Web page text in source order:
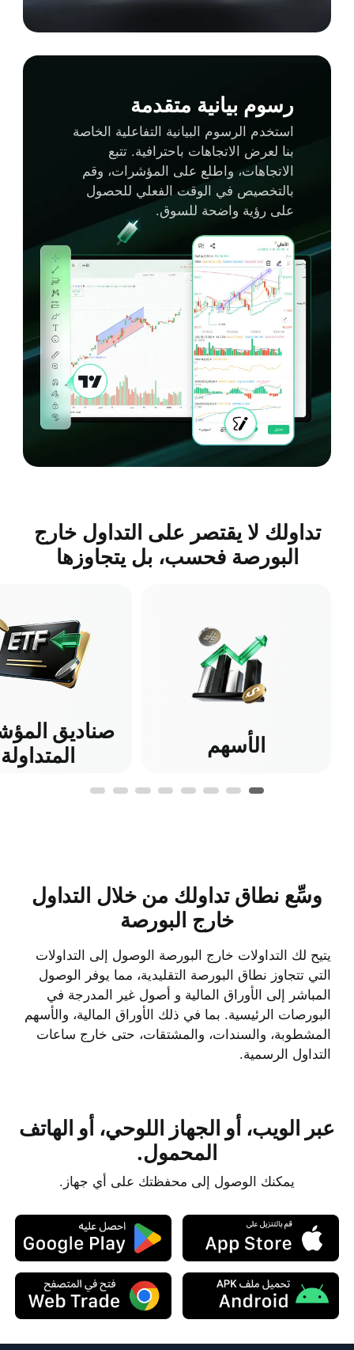
رسوم بيانية متقدمة
استخدم الرسوم البيانية التفاعلية الخاصة
بنا لعرض الاتجاهات باحترافية. تتبع
الاتجاهات، واطلع على المؤشرات، وقم
بالتخصيص في الوقت الفعلي للحصول
على رؤية واضحة للسوق.
تداولك لا يقتصر على التداول خارج
البورصة فحسب، بل يتجاوزها
الأسهم
صناديق
المتداولة
وسِّع نطاق تداولك من خلال التداول
خارج البورصة
يتيح لك التداولات خارج البورصة الوصول إلى التداولات
التي تتجاوز نطاق البورصة التقليدية، مما يوفر الوصول
المباشر إلى الأوراق المالية و أصول غير المدرجة في
البورصات الرئيسية. بما في ذلك الأوراق المالية، والأسهم
المشطوبة، والسندات، والمشتقات، حتى خارج ساعات
التداول الرسمية.
عبر الويب، أو الجهاز اللوحي، أو الهاتف
المحمول.
يمكنك الوصول إلى محفظتك على أي جهاز.